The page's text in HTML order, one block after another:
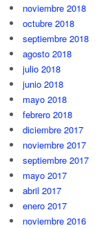
noviembre 2018
octubre 2018
septiembre 2018
agosto 2018
julio 2018
junio 2018
mayo 2018
febrero 2018
diciembre 2017
noviembre 2017
septiembre 2017
mayo 2017
abril 2017
enero 2017
noviembre 2016